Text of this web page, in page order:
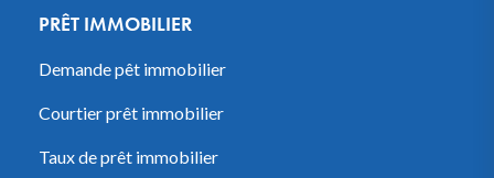
PRÊT IMMOBILIER
Demande pêt immobilier
Courtier prêt immobilier
Taux de prêt immobilier